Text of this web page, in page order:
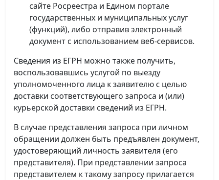
сайте Росреестра и Едином портале
государственных и муниципальных услуг
(функций), либо отправив электронный
документ с использованием веб-сервисов.
Сведения из ЕГРН можно также получить,
воспользовавшись услугой по выезду
уполномоченного лица к заявителю с целью
доставки соответствующего запроса и (или)
курьерской доставки сведений из ЕГРН.
В случае представления запроса при личном
обращении должен быть предъявлен документ,
удостоверяющий личность заявителя (его
представителя). При представлении запроса
представителем к такому запросу прилагается